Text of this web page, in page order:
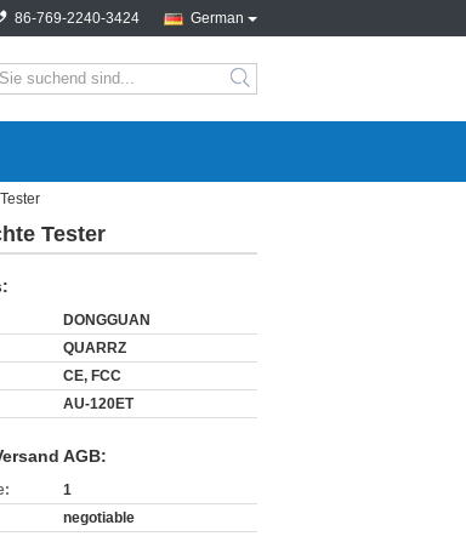
German
86-769-2240-3424
search
Tester
DONGGUAN
QUARRZ
CE, FCC
AU-120ET
AGB:
1
negotiable